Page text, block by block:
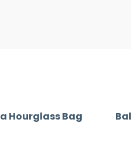
Hourglass Bag